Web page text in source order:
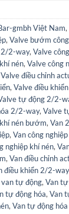
gmbh Việt Nam,
, Valve bướm
2/2-way, Valve
nén, Valve công
Valve điều chỉnh
, Valve điều
tự động 2/2-
2/2-way, Valve
nén bướm, Van
, Van công
nghiệp khí nén,
, Van điều chỉnh
điều khiển 2/2-way
van tự động, Van
tự động hóa, Van
, Van tự động